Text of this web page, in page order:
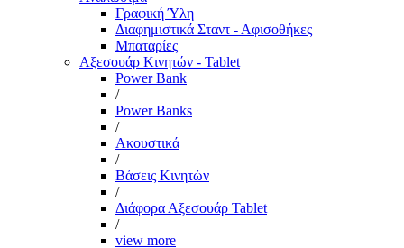
Γραφική Ύλη
Διαφημιστικά Σταντ - Αφισοθήκες
Μπαταρίες
Αξεσουάρ Κινητών - Tablet
Power Bank
/
Power Banks
/
Ακουστικά
/
Βάσεις Κινητών
/
Διάφορα Αξεσουάρ Tablet
/
view more